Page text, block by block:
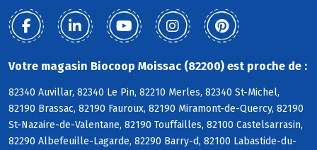
Votre magasin Biocoop Moissac (82200) est proche de :
82340 Auvillar, 82340 Le Pin, 82210 Merles, 82340 St-Michel,
82190 Brassac, 82190 Fauroux, 82190 Miramont-de-Quercy, 82190
St-Nazaire-de-Valentane, 82190 Touffailles, 82100 Castelsarrasin,
82290 Albefeuille-Lagarde, 82290 Barry-d, 82100 Labastide-du-